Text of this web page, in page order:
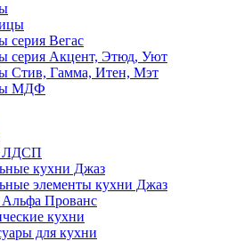
серия Вегас
серия Акцент, Этюд, Уют
Стив, Гамма, Итен, Мэт
МДФ
ЛДСП
кухни Джаз
элементы кухни Джаз
Прованс
кухни
для кухни